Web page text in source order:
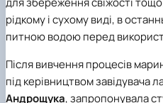
рідкому і сухому виді, в
питною водою перед
Після вивчення процесів
під керівництвом завідувача
Андрощука, запропонувала